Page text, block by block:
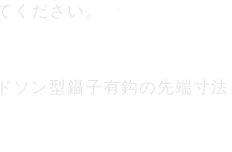
ださい。
ン型鑷子有鈎の先端寸法